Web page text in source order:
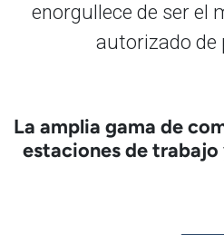
enorgullece de ser el
autorizado de
La amplia gama de
estaciones de